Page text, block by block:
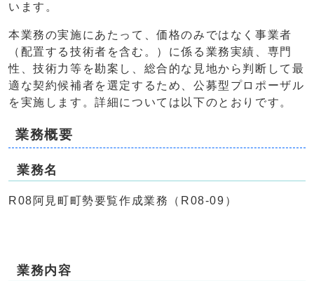
います。
本業務の実施にあたって、価格のみではなく事業者
（配置する技術者を含む。）に係る業務実績、専門
性、技術力等を勘案し、総合的な見地から判断して最
適な契約候補者を選定するため、公募型プロポーザル
を実施します。詳細については以下のとおりです。
業務概要
業務名
R08阿見町町勢要覧作成業務（R08-09）
業務内容